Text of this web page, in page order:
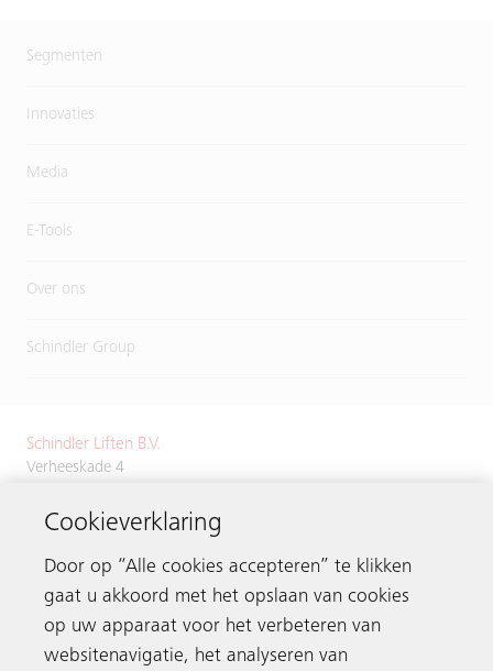
Segmenten
Innovaties
Media
E-Tools
Over ons
Schindler Group
Schindler Liften B.V.
Verheeskade 4
Tel.+31 70 3843700
Neem contact op
Cookieverklaring
Door op “Alle cookies accepteren” te klikken
gaat u akkoord met het opslaan van cookies
op uw apparaat voor het verbeteren van
websitenavigatie, het analyseren van